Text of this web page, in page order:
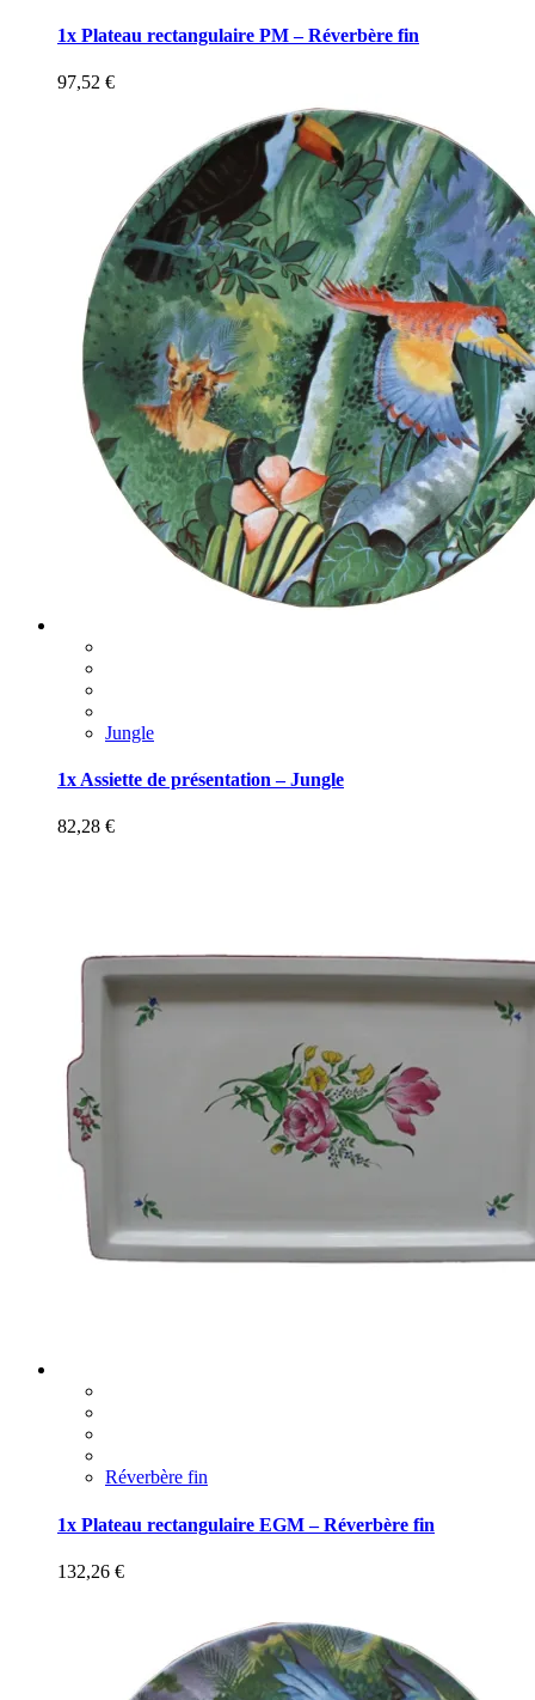
1x Plateau rectangulaire PM – Réverbère fin
97,52 €
Jungle
1x Assiette de présentation – Jungle
82,28 €
Réverbère fin
1x Plateau rectangulaire EGM – Réverbère fin
132,26 €